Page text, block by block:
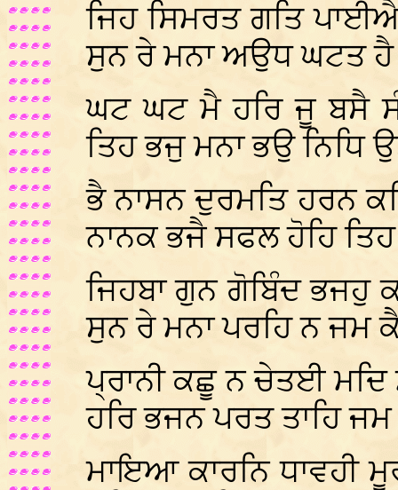
ਜਿਹ ਸਿਮਰਤ ਗਤਿ
ਸੁਨ ਰੇ ਮਨਾ ਅਉਧ ਘਟਤ ਹੈ
ਘਟ ਘਟ ਮੈ ਹਰਿ ਜੂ ਬਸੈ
ਤਿਹ ਭਜੁ ਮਨਾ ਭਉ ਨਿਧਿ
ਭੈ ਨਾਸਨ ਦੁਰਮਤਿ ਹਰਨ
ਨਾਨਕ ਭਜੈ ਸਫਲ ਹੋਹਿ
ਜਿਹਬਾ ਗੁਨ ਗੋਬਿੰਦ ਭਜਹੁ
ਸੁਨ ਰੇ ਮਨਾ ਪਰਹਿ ਨ ਜਮ
ਪ੍ਰਾਨੀ ਕਛੂ ਨ ਚੇਤਈ
ਹਰਿ ਭਜਨ ਪਰਤ ਤਾਹਿ
ਮਾਇਆ ਕਾਰਨਿ ਧਾਵਹੀ